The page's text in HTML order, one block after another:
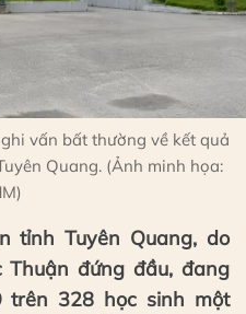
vấn bất thường về kết quả
Quang. (Ảnh minh họa:
tỉnh Tuyên Quang, do
Thuận đứng đầu, đang
328 học sinh một